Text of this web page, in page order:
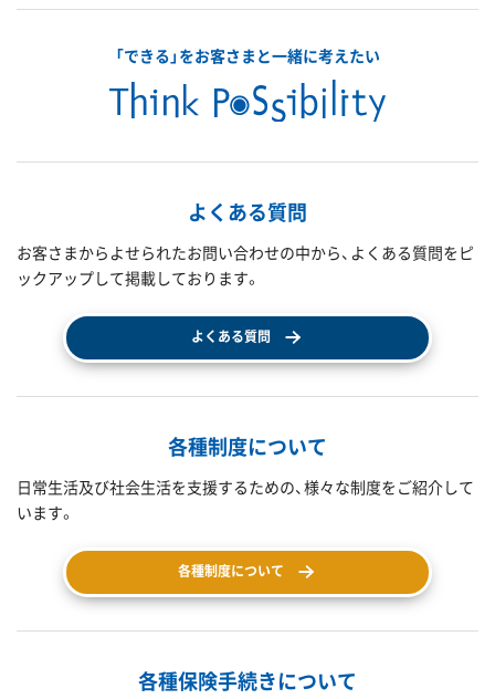
「できる」をお客さまと一緒に考えたい
よくある質問
お客さまからよせられたお問い合わせの中から、よくある質問をピ
ックアップして掲載しております。
よくある質問
各種制度について
日常生活及び社会生活を支援するための、様々な制度をご紹介して
います。
各種制度について
各種保険手続きについて